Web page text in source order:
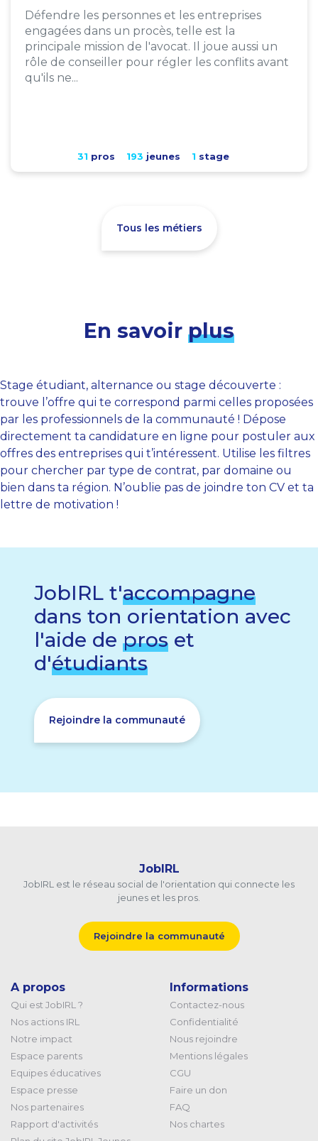
Défendre les personnes et les entreprises
engagées dans un procès, telle est la
principale mission de l'avocat. Il joue aussi un
rôle de conseiller pour régler les conflits avant
qu'ils ne...
31 pros 193 jeunes 1 stage
Tous les métiers
En savoir plus
Stage étudiant, alternance ou stage découverte :
trouve l’offre qui te correspond parmi celles proposées
par les professionnels de la communauté ! Dépose
directement ta candidature en ligne pour postuler aux
offres des entreprises qui t’intéressent. Utilise les filtres
pour chercher par type de contrat, par domaine ou
bien dans ta région. N’oublie pas de joindre ton CV et ta
lettre de motivation !
JobIRL t'accompagne
dans ton orientation avec
l'aide de pros et
d'étudiants
Rejoindre la communauté
JobIRL
JobIRL est le réseau social de l'orientation qui connecte les
jeunes et les pros.
Rejoindre la communauté
A propos
Qui est JobIRL ?
Nos actions IRL
Notre impact
Espace parents
Equipes éducatives
Espace presse
Nos partenaires
Rapport d'activités
Informations
Contactez-nous
Confidentialité
Nous rejoindre
Mentions légales
CGU
Faire un don
FAQ
Nos chartes